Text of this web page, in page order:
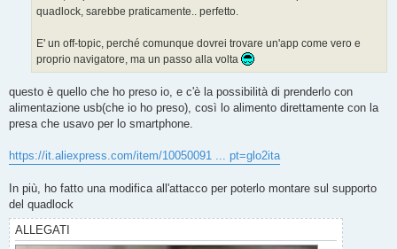
quadlock, sarebbe praticamente.. perfetto.
E' un off-topic, perché comunque dovrei trovare un'app come vero e
proprio navigatore, ma un passo alla volta
questo è quello che ho preso io, e c'è la possibilità di prenderlo con
alimentazione usb(che io ho preso), così lo alimento direttamente con la
presa che usavo per lo smartphone.
https://it.aliexpress.com/item/10050091 ... pt=glo2ita
In più, ho fatto una modifica all'attacco per poterlo montare sul supporto
del quadlock
ALLEGATI